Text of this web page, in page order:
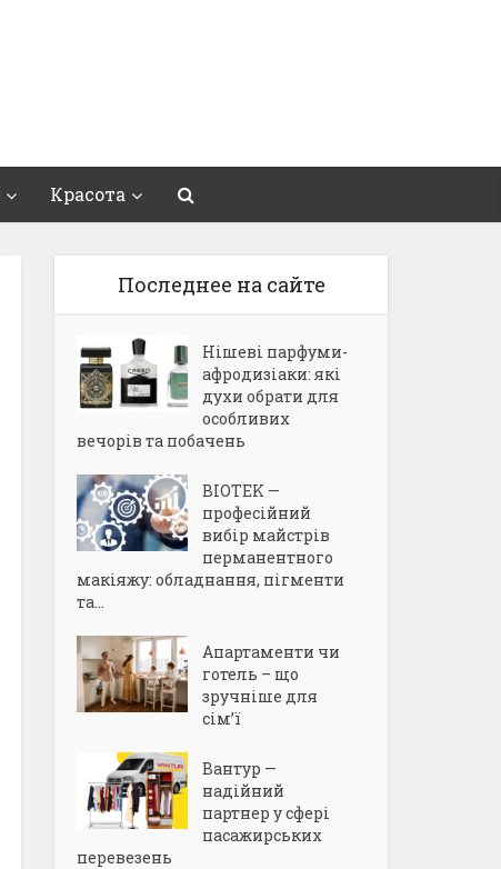
Красота
Последнее на сайте
Нішеві парфуми-
афродизіаки: які
духи обрати для
особливих
вечорів та побачень
BIOTEK —
професійний
вибір майстрів
перманентного
макіяжу: обладнання, пігменти
та...
Апартаменти чи
готель – що
зручніше для
сім’ї
Вантур —
надійний
партнер у сфері
пасажирських
перевезень